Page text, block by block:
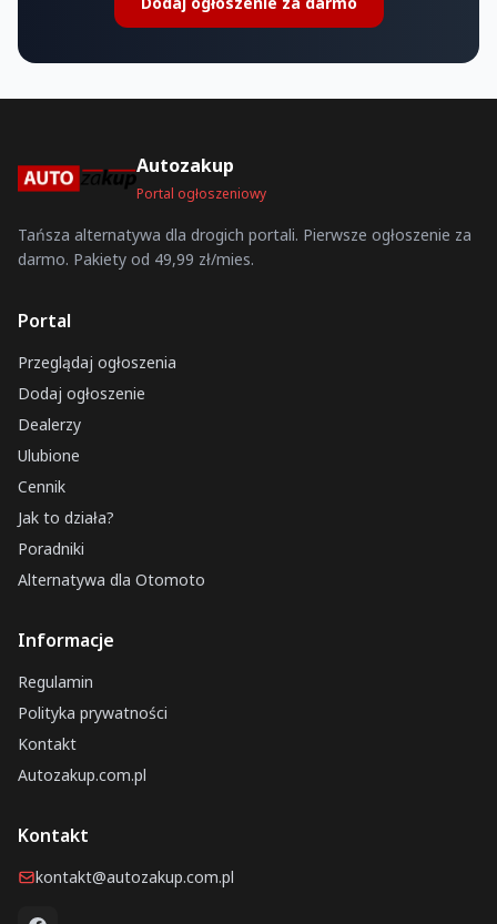
Autozakup
Portal ogłoszeniowy
Tańsza alternatywa dla drogich portali. Pierwsze ogłoszenie za
darmo. Pakiety od 49,99 zł/mies.
Portal
Przeglądaj ogłoszenia
Dodaj ogłoszenie
Dealerzy
Ulubione
Cennik
Jak to działa?
Poradniki
Alternatywa dla Otomoto
Informacje
Regulamin
Polityka prywatności
Kontakt
Autozakup.com.pl
Kontakt
kontakt@autozakup.com.pl